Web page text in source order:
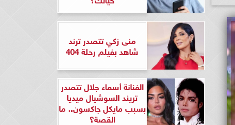
منى زكي تتصدر ترند
شاهد بفيلم رحلة 404
الفنانة أسماء جلال تتصدر
تريند السوشيال ميديا
بسبب مايكل جاكسون.. ما
القصة؟